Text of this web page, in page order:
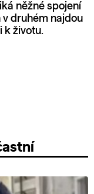
něžné spojení
druhém najdou
k životu.